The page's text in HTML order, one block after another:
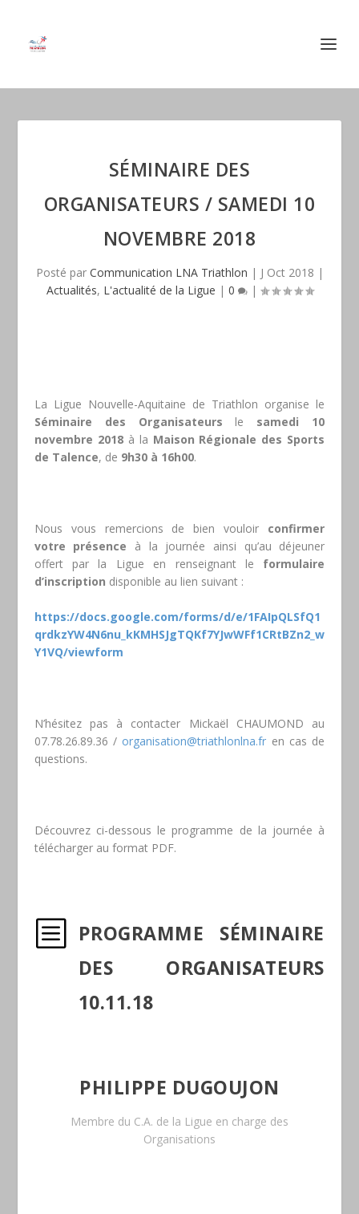
SÉMINAIRE DES
ORGANISATEURS / SAMEDI 10
NOVEMBRE 2018
Posté par Communication LNA Triathlon | J Oct 2018 |
Actualités, L'actualité de la Ligue | 0 |
La Ligue Nouvelle-Aquitaine de Triathlon organise le
Séminaire des Organisateurs le samedi 10
novembre 2018à la Maison Régionale des Sports
de Talence, de 9h30 à 16h00.
Nous vous remercions de bien vouloir confirmer
votre présence à la journée ainsi qu’au déjeuner
offert par la Ligue en renseignant le formulaire
d’inscription disponible au lien suivant :
https://docs.google.com/forms/d/e/1FAIpQLSfQ1
qrdkzYW4N6nu_kKMHSJgTQKf7YJwWFf1CRtBZn2_w
Y1VQ/viewform
N’hésitez pas à contacter Mickaël CHAUMOND au
07.78.26.89.36 / organisation@triathlonlna.fr en cas de
questions.
Découvrez ci-dessous le programme de la journée à
télécharger au format PDF.
b
PROGRAMME SÉMINAIRE
DES ORGANISATEURS
10.11.18
PHILIPPE DUGOUJON
Membre du C.A. de la Ligue en charge des
Organisations